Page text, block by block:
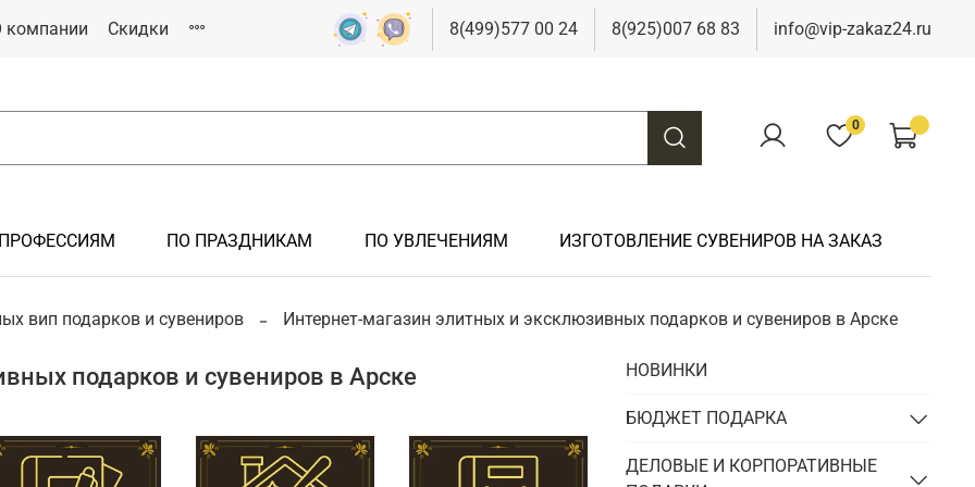
компании Скидки 8(499)577 00 24 8(925)007 68 83 info@vip-zakaz24.ru
0
Подарки иностранцам
Подарки на новоселье
Подарки на юбилей
Подарки летчику, авиация
Подарки металлургу
Подарки нефтянику/газовику
Подарки химику
Подарки чиновнику/госслужащему
Подарки шахтеру
Подарки электрику
ПО ПРАЗДНИКАМ
Подарки на 8 марта
Подарки к Пасхе
ПО УВЛЕЧЕНИЯМ
Подарки болельщику
Подарки рыбаку
ИЗГОТОВЛЕНИЕ СУВЕНИРОВ НА ЗАКАЗ
вип подарков и сувениров Интернет-магазин элитных и эксклюзивных подарков и сувениров в Арске
подарков и сувениров в Арске НОВИНКИ
БЮДЖЕТ ПОДАРКА
ДЕЛОВЫЕ И КОРПОРАТИВНЫЕ